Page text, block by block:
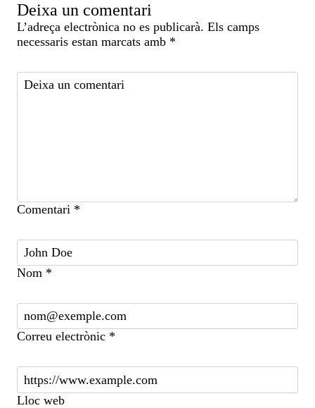
Deixa un comentari
L’adreça electrònica no es publicarà. Els camps
necessaris estan marcats amb *
Comentari *
Nom *
Correu electrònic *
Lloc web